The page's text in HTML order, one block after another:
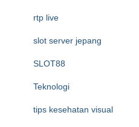
rtp live
slot server jepang
SLOT88
Teknologi
tips kesehatan visual